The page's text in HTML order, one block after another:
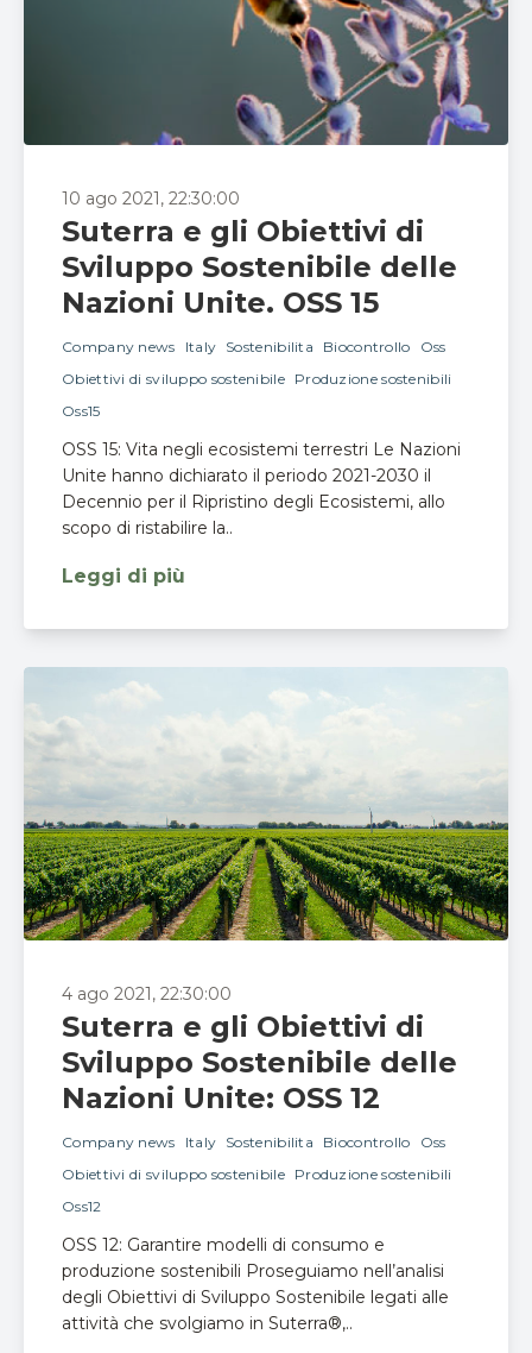
10 ago 2021, 22:30:00
Suterra e gli Obiettivi di
Sviluppo Sostenibile delle
Nazioni Unite. OSS 15
Company news Italy Sostenibilita Biocontrollo
Oss
Obiettivi di sviluppo sostenibile
Produzione sostenibili
Oss15
OSS 15: Vita negli ecosistemi terrestri Le Nazioni
Unite hanno dichiarato il periodo 2021-2030 il
Decennio per il Ripristino degli Ecosistemi, allo
scopo di ristabilire la..
Leggi di più
4 ago 2021, 22:30:00
Suterra e gli Obiettivi di
Sviluppo Sostenibile delle
Nazioni Unite: OSS 12
Company news Italy Sostenibilita Biocontrollo
Oss
Obiettivi di sviluppo sostenibile
Produzione sostenibili
Oss12
OSS 12: Garantire modelli di consumo e
produzione sostenibili Proseguiamo nell’analisi
degli Obiettivi di Sviluppo Sostenibile legati alle
attività che svolgiamo in Suterra®,..